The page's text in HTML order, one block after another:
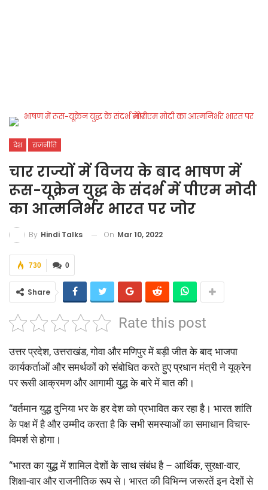
देश राजनीति
चार राज्यों में विजय के बाद भाषण में
रूस-यूक्रेन युद्ध के संदर्भ में पीएम मोदी
का आत्मनिर्भर भारत पर जोर
By Hindi Talks On Mar 10, 2022
0
730
Share
Rate this post
उत्तर प्रदेश, उत्तराखंड, गोवा और मणिपुर में बड़ी जीत के बाद भाजपा
कार्यकर्ताओं और समर्थकों को संबोधित करते हुए प्रधान मंत्री ने यूक्रेन
पर रूसी आक्रमण और आगामी युद्ध के बारे में बात की।
“वर्तमान युद्ध दुनिया भर के हर देश को प्रभावित कर रहा है। भारत शांति
के पक्ष में है और उम्मीद करता है कि सभी समस्याओं का समाधान विचार-
विमर्श से होगा।
“भारत का युद्ध में शामिल देशों के साथ संबंध है – आर्थिक, सुरक्षा-वार,
शिक्षा-वार और राजनीतिक रूप से। भारत की विभिन्न जरूरतें इन देशों से